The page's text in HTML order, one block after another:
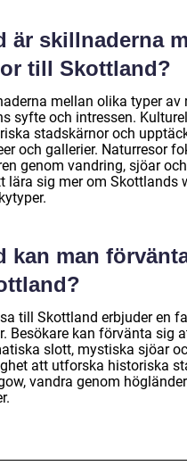
är skillnaderna
till Skottland?
mellan olika typer
syfte och intressen.
stadskärnor och
och gallerier. Naturresor
genom vandring, sjöar
lära sig mer om Skottlands
kan man
till Skottland erbjuder en
Besökare kan förvänta sig
slott, mystiska sjöar
att utforska historiska
vandra genom